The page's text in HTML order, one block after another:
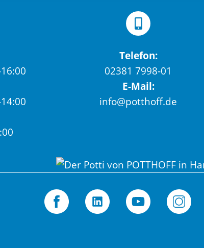
Telefon:
02381 7998-01
E-Mail:
info@potthoff.de